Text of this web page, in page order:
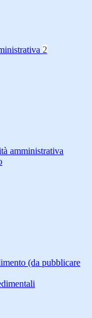
2
amministrativa
(da pubblicare